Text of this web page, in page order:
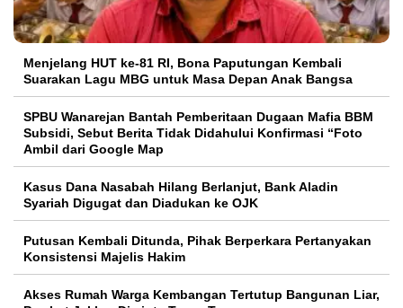
Menjelang HUT ke-81 RI, Bona Paputungan Kembali
Suarakan Lagu MBG untuk Masa Depan Anak Bangsa
SPBU Wanarejan Bantah Pemberitaan Dugaan Mafia BBM
Subsidi, Sebut Berita Tidak Didahului Konfirmasi “Foto
Ambil dari Google Map
Kasus Dana Nasabah Hilang Berlanjut, Bank Aladin
Syariah Digugat dan Diadukan ke OJK
Putusan Kembali Ditunda, Pihak Berperkara Pertanyakan
Konsistensi Majelis Hakim
Akses Rumah Warga Kembangan Tertutup Bangunan Liar,